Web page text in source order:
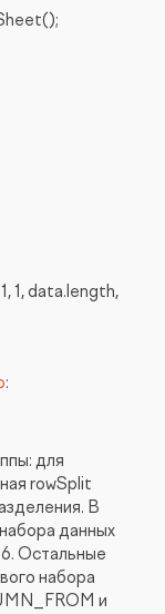
1, data.length,
:
для
rowSplit
В
данных
Остальные
набора
и